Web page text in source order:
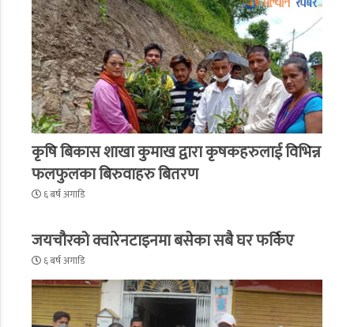
कृषि बिकास शाखा कुमाख द्वारा कृषकहरुलाई विभिन्न
फलफुलका बिरुवाहरु बितरण
६ बर्ष अगाडि
जयचौरको क्वारेनटाइनमा बसेका सबै घर फर्किए
६ बर्ष अगाडि